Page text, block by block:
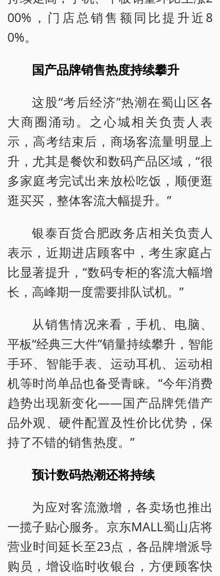
00%，门店总销售额同比提升近8
0%。
国产品牌销售热度持续攀升
这股“考后经济”热潮在蜀山区各
大商圈涌动。之心城相关负责人表
示，高考结束后，商场客流量明显上
升，尤其是餐饮和数码产品区域，“很
多家庭考完试出来放松吃饭，顺便逛
逛买买，整体客流大幅提升。”
银泰百货合肥政务店相关负责人
表示，近期进店顾客中，考生家庭占
比显著提升，“数码专柜的客流大幅增
长，高峰期一度需要排队试机。”
从销售情况来看，手机、电脑、
平板“经典三大件”销量持续攀升，智能
手环、智能手表、运动耳机、运动相
机等时尚单品也备受青睐。“今年消费
趋势出现新变化——国产品牌凭借产
品外观、硬件配置及性价比优势，保
持了不错的销售热度。”
预计数码热潮还将持续
为应对客流激增，各卖场也推出
一揽子贴心服务。京东MALL蜀山店将
营业时间延长至23点，各品牌增派导
购员，增设临时收银台，方便顾客快